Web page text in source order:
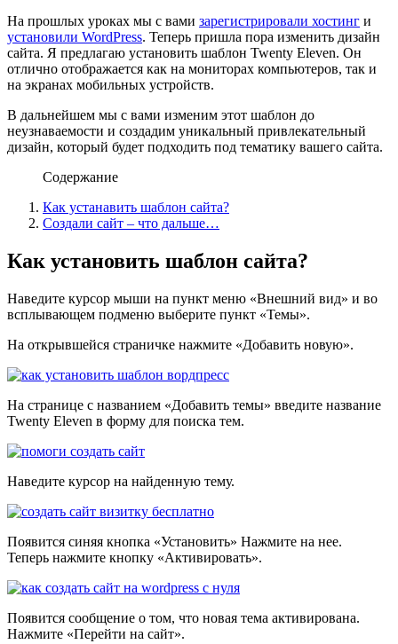
На прошлых уроках мы с вами зарегистрировали хостинг и
установили WordPress. Теперь пришла пора изменить дизайн
сайта. Я предлагаю установить шаблон Twenty Eleven. Он
отлично отображается как на мониторах компьютеров, так и
на экранах мобильных устройств.
В дальнейшем мы с вами изменим этот шаблон до
неузнаваемости и создадим уникальный привлекательный
дизайн, который будет подходить под тематику вашего сайта.
Содержание
Как устанавить шаблон сайта?
Создали сайт – что дальше…
Как установить шаблон сайта?
Наведите курсор мыши на пункт меню «Внешний вид» и во
всплывающем подменю выберите пункт «Темы».
На открывшейся страничке нажмите «Добавить новую».
На странице с названием «Добавить темы» введите название
Twenty Eleven в форму для поиска тем.
Наведите курсор на найденную тему.
Появится синяя кнопка «Установить» Нажмите на нее.
Теперь нажмите кнопку «Активировать».
Появится сообщение о том, что новая тема активирована.
Нажмите «Перейти на сайт».